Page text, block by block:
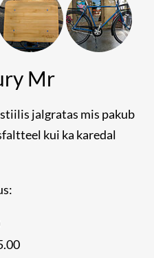
Mr
jalgratas mis pakub
kui ka karedal